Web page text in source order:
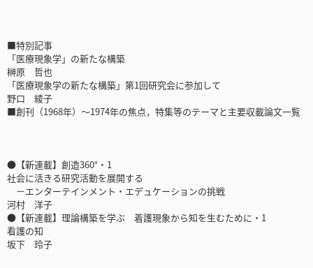
■特別記事
「医療現象学」の新たな構築
榊原 哲也
「医療現象学の新たな構築」第1回研究会に参加して
野口 綾子
■創刊（1968年）～1974年の焦点，特集等のテーマと主要収載論文一覧
●【新連載】創造360°・1
社会に活きる研究活動を展開する
－エンターテインメント・エデュケーションの挑戦
河村 洋子
●【新連載】理論構築を学ぶ 着護現象から知を生むために・1
看護の知
坂下 玲子